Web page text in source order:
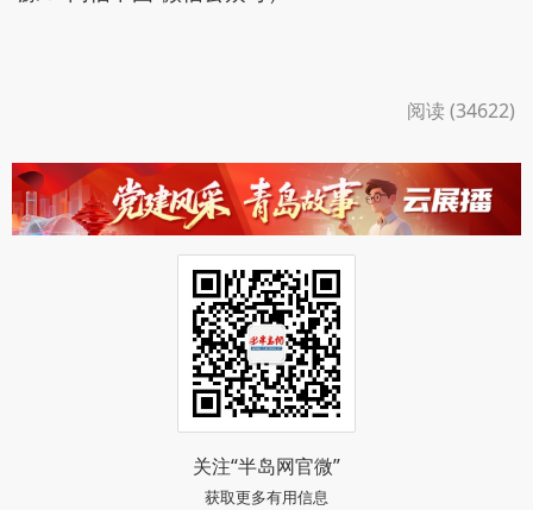
阅读 (34622)
关注“半岛网官微”
获取更多有用信息